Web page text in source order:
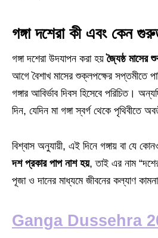
গঙ্গা দশেরা কী এবং কেন
গঙ্গা দশেরা উদযাপন করা হয়জ্যৈষ্ঠ মাসের
আগে বৈশাখ মাসের শুক্লপক্ষের সপ্তমীতে
গঙ্গার আবির্ভাব দিবস হিসেবে পরিচিত।
দিন, যেদিন মা গঙ্গা স্বর্গ থেকে পৃথিবীতে
বিশ্বাস অনুযায়ী, এই দিনে গঙ্গায় বা যে
দশ প্রকার পাপ নাশ হয়, তাই এর নাম
পূজা ও দানের মাধ্যমে জীবনের কল্যাণ
Ganga Dussehra